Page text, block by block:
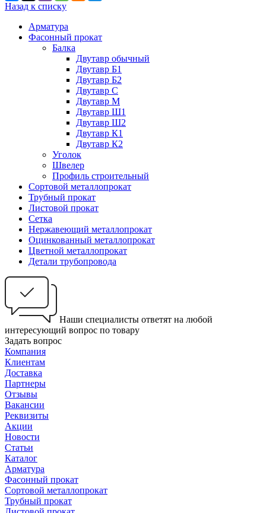
Назад к списку
Арматура
Фасонный прокат
Балка
Двутавр обычный
Двутавр Б1
Двутавр Б2
Двутавр С
Двутавр М
Двутавр Ш1
Двутавр Ш2
Двутавр К1
Двутавр К2
Уголок
Швелер
Профиль строительный
Сортовой металлопрокат
Трубный прокат
Листовой прокат
Сетка
Нержавеющий металлопрокат
Оцинкованный металлопрокат
Цветной металлопрокат
Детали трубопровода
Наши специалисты ответят на любой
интересующий вопрос по товару
Задать вопрос
Компания
Клиентам
Доставка
Партнеры
Отзывы
Вакансии
Реквизиты
Акции
Новости
Статьи
Каталог
Арматура
Фасонный прокат
Сортовой металлопрокат
Трубный прокат